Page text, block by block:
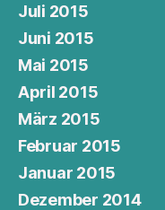
Juli 2015
Juni 2015
Mai 2015
April 2015
März 2015
Februar 2015
Januar 2015
Dezember 2014